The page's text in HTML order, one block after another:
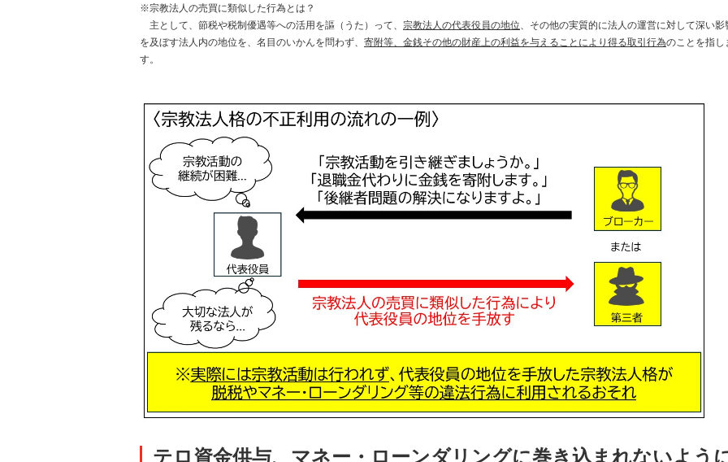
※宗教法人の売買に類似した行為とは？
主として、節税や税制優遇等への活用を謳（うた）って、 宗教法人の代表役員の地位、その他の実質的に法人の運営に対して深い影
を及ぼす法人内の地位を、名目のいかんを問わず、 寄附等、金銭その他の財産上の利益を与えることにより得る取引行為のことを指し
す。
テロ資金供与、マネー・ローンダリングに巻き込まれないよう